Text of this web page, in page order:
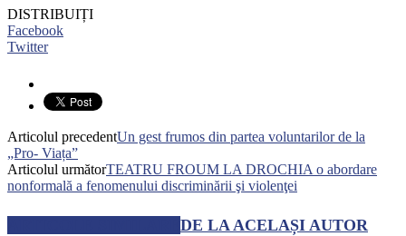
DISTRIBUIȚI
Facebook
Twitter
Articolul precedentUn gest frumos din partea voluntarilor de la
„Pro- Viața”
Articolul următorTEATRU FROUM LA DROCHIA o abordare
nonformală a fenomenului discriminării şi violenţei
DE LA ACELAȘI AUTOR